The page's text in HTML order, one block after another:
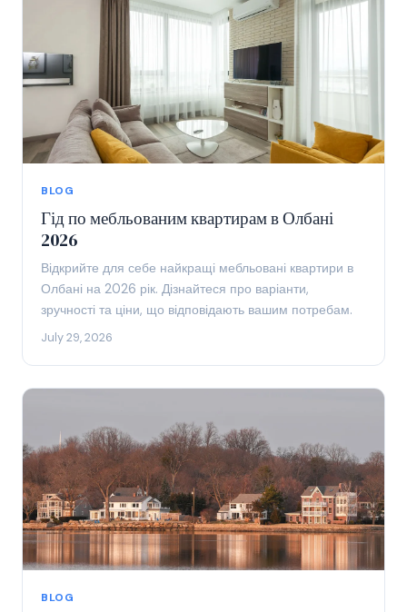
BLOG
Гід по мебльованим квартирам в Олбані
2026
Відкрийте для себе найкращі мебльовані квартири в
Олбані на 2026 рік. Дізнайтеся про варіанти,
зручності та ціни, що відповідають вашим потребам.
July 29, 2026
BLOG